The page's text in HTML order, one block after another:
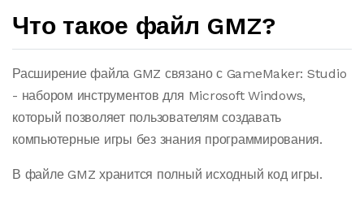
Что такое файл GMZ?
Расширение файла GMZ связано с GameMaker: Studio
- набором инструментов для Microsoft Windows,
который позволяет пользователям создавать
компьютерные игры без знания программирования.
В файле GMZ хранится полный исходный код игры.